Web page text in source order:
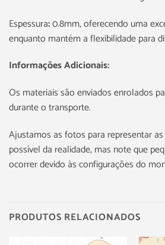
Espessura:0.8mm, oferecendo uma
enquanto mantém a flexibilidade para
Informações Adicionais:
Os materiais são enviados enrolados
durante o transporte.
Ajustamos as fotos para representar
possível da realidade, mas note que
ocorrer devido às configurações do
PRODUTOS RELACIONADOS